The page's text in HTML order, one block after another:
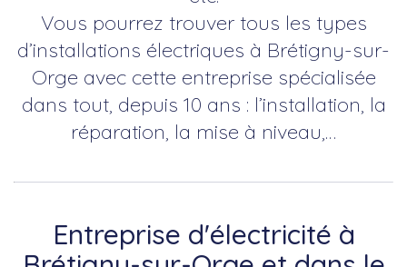
Vous pourrez trouver tous les types
d’installations électriques à Brétigny-sur-
Orge avec cette entreprise spécialisée
dans tout, depuis 10 ans : l’installation, la
réparation, la mise à niveau,…
Entreprise d'électricité à